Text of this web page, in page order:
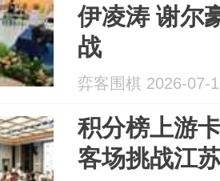
伊凌涛 谢尔
战
弈客围棋 2026-07-
积分榜上游
客场挑战江